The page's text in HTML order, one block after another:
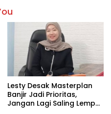
Lesty Desak Masterplan
Banjir Jadi Prioritas,
Jangan Lagi Saling Lempar